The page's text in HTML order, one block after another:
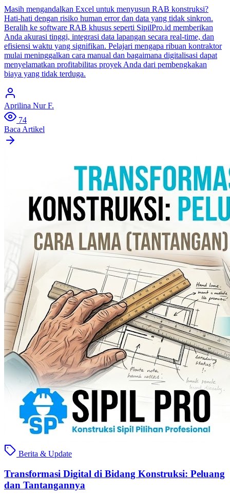
Masih mengandalkan Excel untuk menyusun RAB konstruksi?
Hati-hati dengan risiko human error dan data yang tidak sinkron.
Beralih ke software RAB khusus seperti SipilPro.id memberikan
Anda akurasi tinggi, integrasi data lapangan secara real-time, dan
efisiensi waktu yang signifikan. Pelajari mengapa ribuan kontraktor
mulai meninggalkan cara manual dan bagaimana digitalisasi dapat
menyelamatkan profitabilitas proyek Anda dari pembengkakan
biaya yang tidak terduga.
Aprilina Nur F.
74
Baca Artikel
Berita & Update
Transformasi Digital di Bidang Konstruksi: Peluang
dan Tantangannya